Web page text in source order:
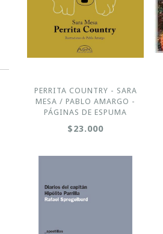
PERRITA COUNTRY - SARA
MESA / PABLO AMARGO -
PÁGINAS DE ESPUMA
$23.000